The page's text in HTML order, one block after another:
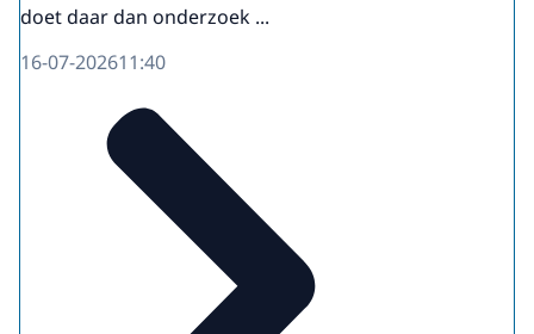
doet daar dan onderzoek ...
16-07-202611:40